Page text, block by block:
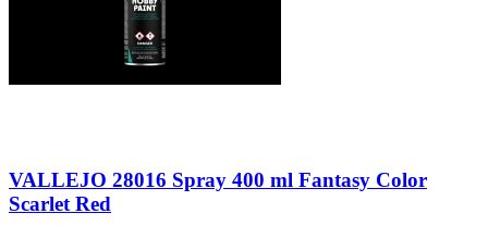
VALLEJO 28016 Spray 400 ml Fantasy Color
Scarlet Red